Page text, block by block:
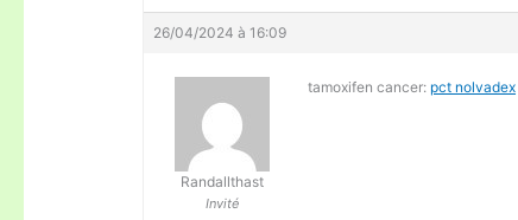
26/04/2024 à 16:09
Randallthast
Invité
tamoxifen cancer: pct nolvadex